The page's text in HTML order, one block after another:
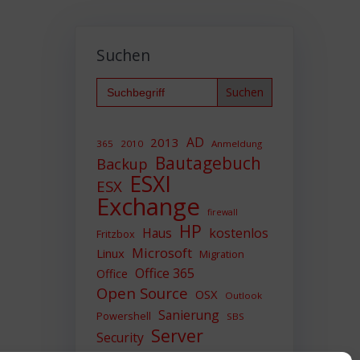
Suchen
Search
for:
365 2010 2013 AD Anmeldung
Backup Bautagebuch
ESX ESXI
Exchange firewall
Fritzbox Haus HP kostenlos
Linux Microsoft Migration
Office Office 365
Open Source OSX Outlook
Powershell Sanierung SBS
Security Server